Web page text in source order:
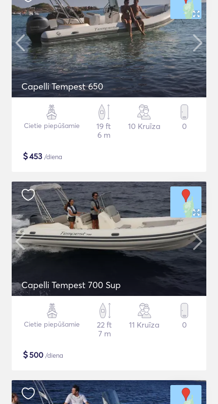
Capelli Tempest 650
Cietie piepūšamie
19 ft
6 m
10 Kruīza 0
$453 /diena
Capelli Tempest 700 Sup
Cietie piepūšamie
22 ft
7 m
11 Kruīza 0
$500 /diena